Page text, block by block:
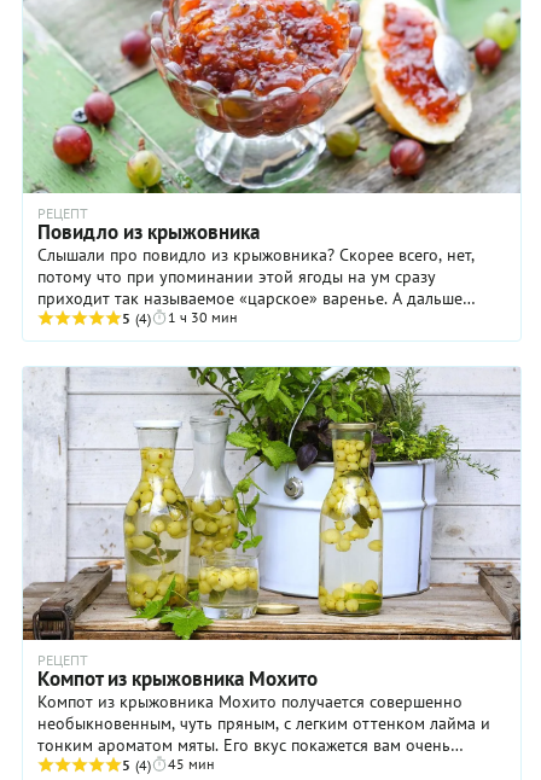
РЕЦЕПТ
Повидло из крыжовника
Слышали про повидло из крыжовника? Скорее всего, нет,
потому что при упоминании этой ягоды на ум сразу
приходит так называемое «царское» варенье. А дальше
воображение услужливо дорисовывает картину ...
5 (4) 1 ч 30 мин
РЕЦЕПТ
Компот из крыжовника Мохито
Компот из крыжовника Мохито получается совершенно
необыкновенным, чуть пряным, с легким оттенком лайма и
тонким ароматом мяты. Его вкус покажется вам очень
знакомым, так как напоминает рецептуру ...
5 (4) 45 мин